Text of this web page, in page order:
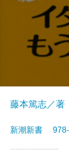
藤本篤志／著
新潮新書